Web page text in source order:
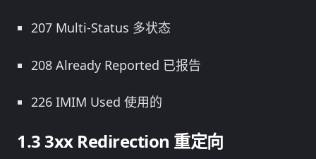
207 Multi-Status 多状态
208 Already Reported 已报告
226 IMIM Used 使用的
3xx Redirection 重定向